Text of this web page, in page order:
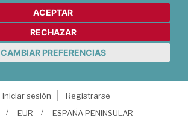
ACEPTAR
RECHAZAR
CAMBIAR PREFERENCIAS
Iniciar sesión
Registrarse
EUR ESPAÑA PENINSULAR